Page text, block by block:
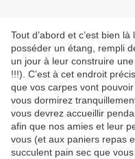
Tout d’abord et c’est bien
posséder un étang, rempli
un jour à leur construire
!!!). C’est à cet endroit
que vos carpes vont
vous dormirez
vous devrez accueillir
afin que nos amies et leur
vous (et aux paniers repas
succulent pain sec que